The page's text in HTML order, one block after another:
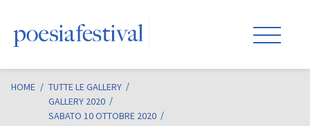
HOME / TUTTE LE GALLERY
GALLERY 2020
SABATO 10 OTTOBRE 2020